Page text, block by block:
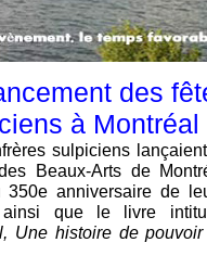
des
à Montréal
sulpiciens
Beaux-Arts de
350e anniversaire de
ainsi que le livre
Une histoire de